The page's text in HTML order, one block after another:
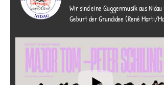
Wir sind eine Guggenmusik aus Nidau im schönen Seeland in
Geburt der Grundidee (René Marti/Martin Hofer)
Guggenfestival in Spreitenbach. Viel Freude bereiten uns auch die Besuche von Fasnachtsanlässen und Guggentreffen in der ganzen Schweiz, und ganz speziell der Auslandauftritte in Schliengen (D),Arlon (B)
und Dahn(D) zudem ist noch 2019